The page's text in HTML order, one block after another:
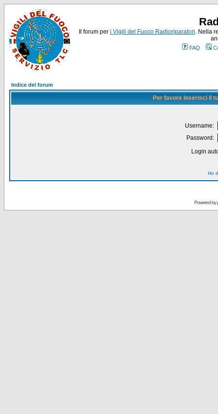
Il forum per i Vigili del Fuoco Radioriparatori. Nella
FAQ
Indice del forum
Per favore inserisci il
Username:
Password:
Login
Ho
Powered by